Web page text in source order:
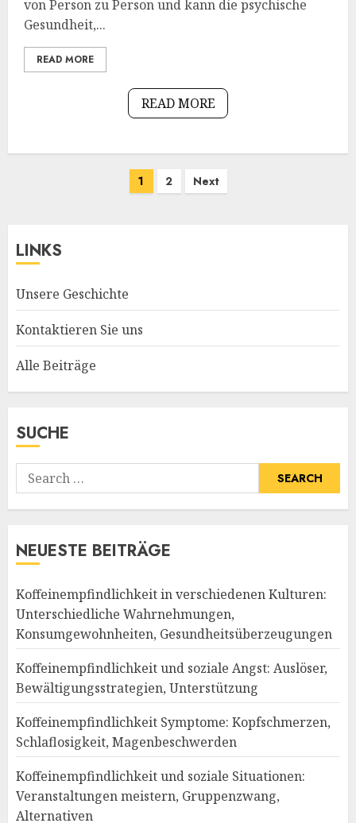
von Person zu Person und kann die psychische
Gesundheit,...
READ MORE
READ MORE
1 2 Next
LINKS
Unsere Geschichte
Kontaktieren Sie uns
Alle Beiträge
SUCHE
Search
for:
NEUESTE BEITRÄGE
Koffeinempfindlichkeit in verschiedenen Kulturen:
Unterschiedliche Wahrnehmungen,
Konsumgewohnheiten, Gesundheitsüberzeugungen
Koffeinempfindlichkeit und soziale Angst: Auslöser,
Bewältigungsstrategien, Unterstützung
Koffeinempfindlichkeit Symptome: Kopfschmerzen,
Schlaflosigkeit, Magenbeschwerden
Koffeinempfindlichkeit und soziale Situationen:
Veranstaltungen meistern, Gruppenzwang,
Alternativen